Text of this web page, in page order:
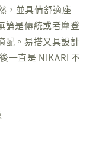
，並具備舒適座
論是傳統或者摩登
配。易搭又具設計
一直是 NIKARI 不